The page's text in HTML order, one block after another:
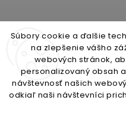
Súbory cookie a ďalšie
na zlepšenie vášho
webových stránok,
personalizovaný obsah
návštevnosť našich
odkiaľ naši návštevníci
open-gate.cz